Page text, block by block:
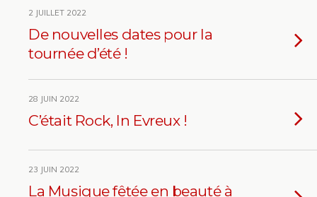
2 JUILLET 2022
De nouvelles dates pour la
tournée d’été !
28 JUIN 2022
C’était Rock, In Evreux !
23 JUIN 2022
La Musique fêtée en beauté à